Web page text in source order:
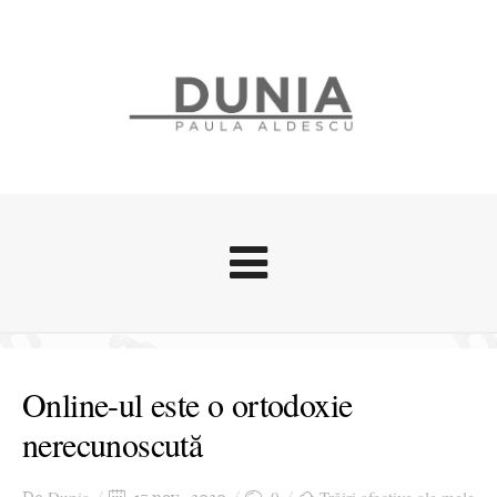
Stari afective
Zice Dunia
Cursuri povestite
Online-ul este o ortodoxie
nerecunoscută